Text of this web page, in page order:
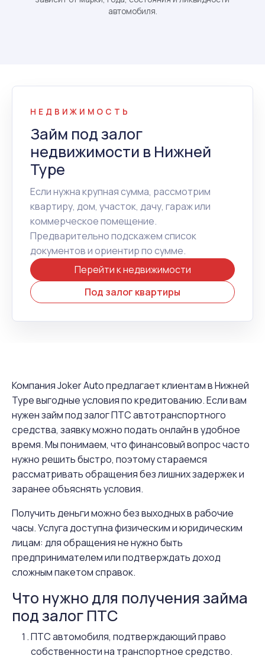
автомобиля.
НЕДВИЖИМОСТЬ
Займ под залог
недвижимости в Нижней
Туре
Если нужна крупная сумма, рассмотрим
квартиру, дом, участок, дачу, гараж или
коммерческое помещение.
Предварительно подскажем список
документов и ориентир по сумме.
Перейти к недвижимости
Под залог квартиры
Компания Joker Auto предлагает клиентам в Нижней
Туре выгодные условия по кредитованию. Если вам
нужен займ под залог ПТС автотранспортного
средства, заявку можно подать онлайн в удобное
время. Мы понимаем, что финансовый вопрос часто
нужно решить быстро, поэтому стараемся
рассматривать обращения без лишних задержек и
заранее объяснять условия.
Получить деньги можно без выходных в рабочие
часы. Услуга доступна физическим и юридическим
лицам: для обращения не нужно быть
предпринимателем или подтверждать доход
сложным пакетом справок.
Что нужно для получения займа
под залог ПТС
ПТС автомобиля, подтверждающий право
собственности на транспортное средство.